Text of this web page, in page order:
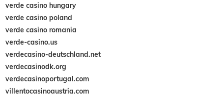
verde casino hungary
verde casino poland
verde casino romania
verde-casino.us
verdecasino-deutschland.net
verdecasinodk.org
verdecasinoportugal.com
villentocasinoaustria.com